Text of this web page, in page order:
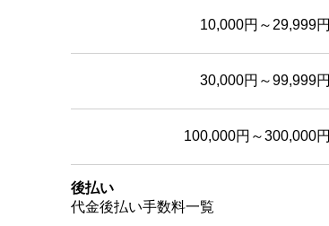
10,000円～29,999円
30,000円～99,999円
100,000円～300,000円
後払い
代金後払い手数料一覧